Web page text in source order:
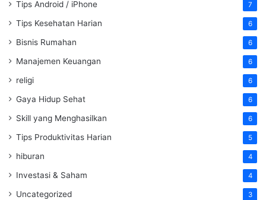
Tips Android / iPhone 7
Tips Kesehatan Harian 6
Bisnis Rumahan 6
Manajemen Keuangan 6
religi 6
Gaya Hidup Sehat 6
Skill yang Menghasilkan 6
Tips Produktivitas Harian 5
hiburan 4
Investasi & Saham 4
Uncategorized 3